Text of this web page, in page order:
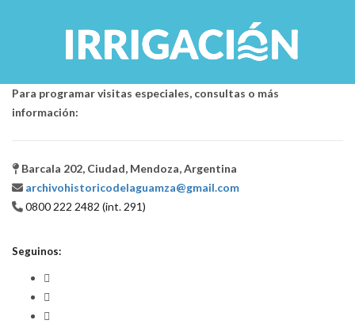
Para programar visitas especiales, consultas o más
información:
Barcala 202, Ciudad, Mendoza, Argentina
archivohistoricodelaguamza@gmail.com
0800 222 2482 (int. 291)
Seguinos: